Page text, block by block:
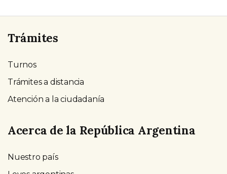
Trámites
Turnos
Trámites a distancia
Atención a la ciudadanía
Acerca de la República Argentina
Nuestro país